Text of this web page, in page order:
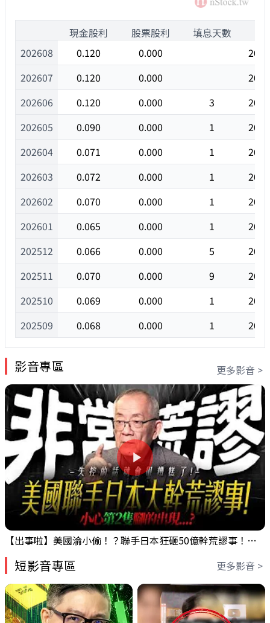
202608
202607
202606
202605
202604
202603
202602
202601
202512
202511
202510
202509
現金股利 股票股利 填息天數
0.120
0.000
0.120
0.000
0.120
0.000 3
0.090
0.000 1
0.071
0.000 1
0.072
0.000 1
0.070
0.000 1
0.065
0.000 1
0.066
0.000 5
0.070
0.000 9
0.069
0.000 1
0.068
0.000 1
影音專區 更多影音 >
【出事啦】美國淪小偷！？聯手日本狂砸50億幹荒謬事！美元急殺黃金噴發，外資準備血洗台股！？｜ Mr.永年 李｜ 盤後講股 Mr.永年 李 2026 / 08 / 06
短影音專區 更多影音 >